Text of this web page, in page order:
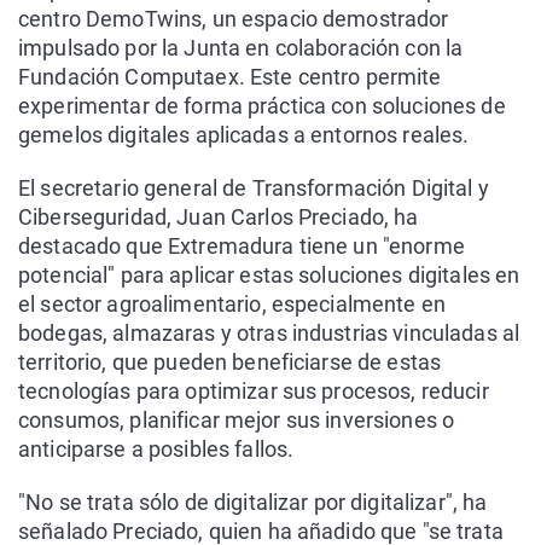
centro DemoTwins, un espacio demostrador
impulsado por la Junta en colaboración con la
Fundación Computaex. Este centro permite
experimentar de forma práctica con soluciones de
gemelos digitales aplicadas a entornos reales.
El secretario general de Transformación Digital y
Ciberseguridad, Juan Carlos Preciado, ha
destacado que Extremadura tiene un "enorme
potencial" para aplicar estas soluciones digitales en
el sector agroalimentario, especialmente en
bodegas, almazaras y otras industrias vinculadas al
territorio, que pueden beneficiarse de estas
tecnologías para optimizar sus procesos, reducir
consumos, planificar mejor sus inversiones o
anticiparse a posibles fallos.
"No se trata sólo de digitalizar por digitalizar", ha
señalado Preciado, quien ha añadido que "se trata